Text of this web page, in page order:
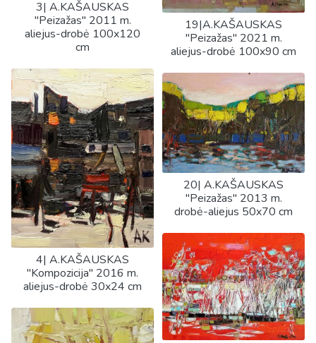
3| A.KAŠAUSKAS
"Peizažas" 2011 m.
aliejus-drobė 100x120
cm
4| A.KAŠAUSKAS
"Kompozicija" 2016 m.
aliejus-drobė 30x24 cm
19|A.KAŠAUSKAS
"Peizažas" 2021 m.
aliejus-drobė 100x90 cm
20| A.KAŠAUSKAS
"Peizažas" 2013 m.
drobė-aliejus 50x70 cm